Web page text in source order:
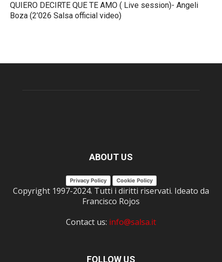
QUIERO DECIRTE QUE TE AMO ( Live session)- Angeli
Boza (2’026 Salsa official video)
ABOUT US
Privacy Policy Cookie Policy
Copyright 1997-2024. Tutti i diritti riservati. Ideato da
Francisco Rojos
Contact us: info@salsa.it
FOLLOW US